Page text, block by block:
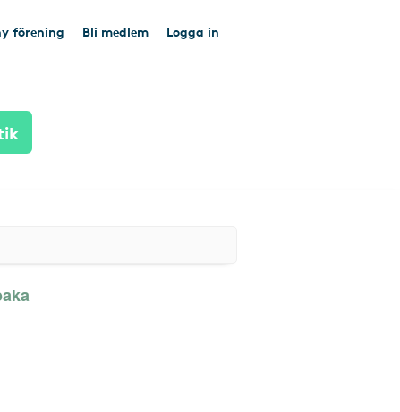
förening Bli medlem Logga in